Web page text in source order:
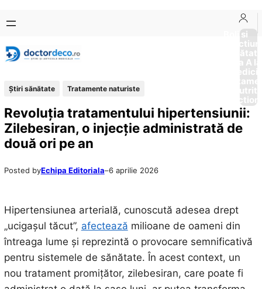
conținut
content
Boli si
Afectiuni
Sănătate
de la A
Ştiri sănătate Tratamente naturiste
Revoluția tratamentului hipertensiunii:
Zilebesiran, o injecție administrată de
două ori pe an
Posted byEchipa Editoriala–6 aprilie 2026
Hipertensiunea arterială, cunoscută adesea drept
„ucigașul tăcut”, afectează milioane de oameni din
întreaga lume și reprezintă o provocare semnificativă
pentru sistemele de sănătate. În acest context, un
nou tratament promițător, zilebesiran, care poate fi